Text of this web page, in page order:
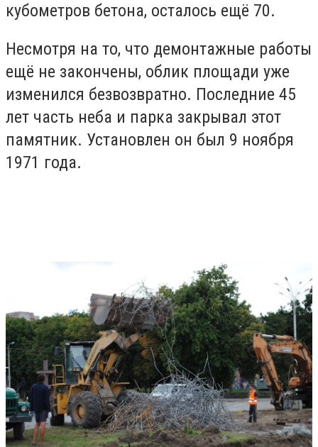
кубометров бетона, осталось ещё 70.
Несмотря на то, что демонтажные работы
ещё не закончены, облик площади уже
изменился безвозвратно. Последние 45
лет часть неба и парка закрывал этот
памятник. Установлен он был 9 ноября
1971 года.